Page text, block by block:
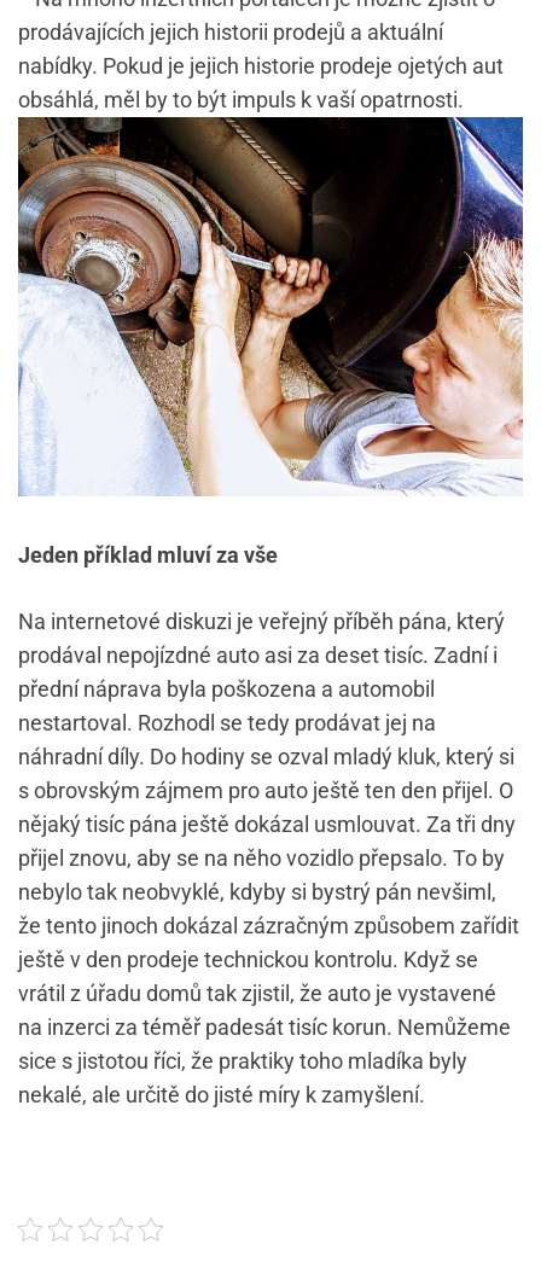
prodávajících jejich historii prodejů a aktuální
nabídky. Pokud je jejich historie prodeje ojetých aut
obsáhlá, měl by to být impuls k vaší opatrnosti.
Jeden příklad mluví za vše
Na internetové diskuzi je veřejný příběh pána, který
prodával nepojízdné auto asi za deset tisíc. Zadní i
přední náprava byla poškozena a automobil
nestartoval. Rozhodl se tedy prodávat jej na
náhradní díly. Do hodiny se ozval mladý kluk, který si
s obrovským zájmem pro auto ještě ten den přijel. O
nějaký tisíc pána ještě dokázal usmlouvat. Za tři dny
přijel znovu, aby se na něho vozidlo přepsalo. To by
nebylo tak neobvyklé, kdyby si bystrý pán nevšiml,
že tento jinoch dokázal zázračným způsobem zařídit
ještě v den prodeje technickou kontrolu. Když se
vrátil z úřadu domů tak zjistil, že auto je vystavené
na inzerci za téměř padesát tisíc korun. Nemůžeme
sice s jistotou říci, že praktiky toho mladíka byly
nekalé, ale určitě do jisté míry k zamyšlení.